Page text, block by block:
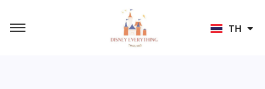
TH
ZH